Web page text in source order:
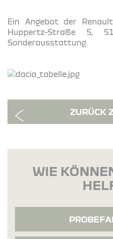
Ein Angebot der
Huppertz-Straße 5,
Sonderausstattung.
ZURÜCK
WIE